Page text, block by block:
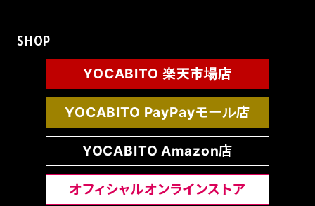
SHOP
YOCABITO 楽天市場店
YOCABITO PayPayモール店
YOCABITO Amazon店
オフィシャルオンラインストア